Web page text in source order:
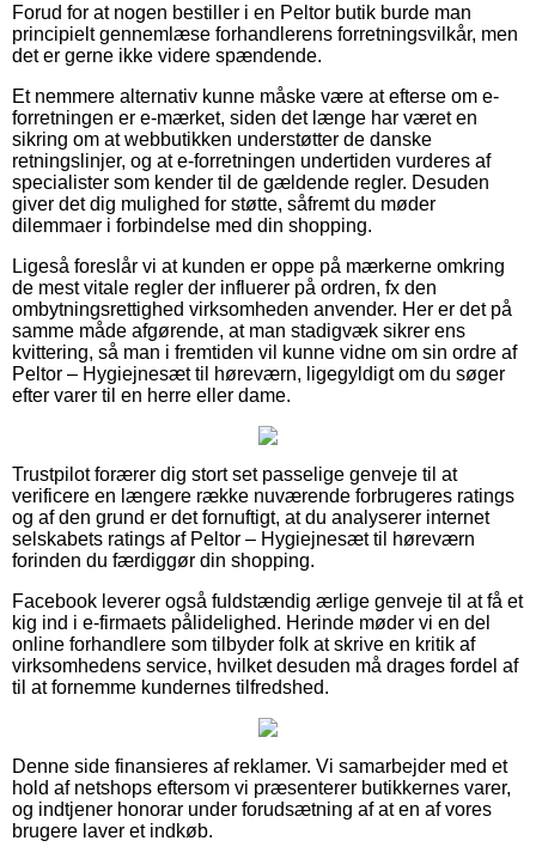
Forud for at nogen bestiller i en Peltor butik burde man
principielt gennemlæse forhandlerens forretningsvilkår, men
det er gerne ikke videre spændende.
Et nemmere alternativ kunne måske være at efterse om e-
forretningen er e-mærket, siden det længe har været en
sikring om at webbutikken understøtter de danske
retningslinjer, og at e-forretningen undertiden vurderes af
specialister som kender til de gældende regler. Desuden
giver det dig mulighed for støtte, såfremt du møder
dilemmaer i forbindelse med din shopping.
Ligeså foreslår vi at kunden er oppe på mærkerne omkring
de mest vitale regler der influerer på ordren, fx den
ombytningsrettighed virksomheden anvender. Her er det på
samme måde afgørende, at man stadigvæk sikrer ens
kvittering, så man i fremtiden vil kunne vidne om sin ordre af
Peltor – Hygiejnesæt til høreværn, ligegyldigt om du søger
efter varer til en herre eller dame.
Trustpilot forærer dig stort set passelige genveje til at
verificere en længere række nuværende forbrugeres ratings
og af den grund er det fornuftigt, at du analyserer internet
selskabets ratings af Peltor – Hygiejnesæt til høreværn
forinden du færdiggør din shopping.
Facebook leverer også fuldstændig ærlige genveje til at få et
kig ind i e-firmaets pålidelighed. Herinde møder vi en del
online forhandlere som tilbyder folk at skrive en kritik af
virksomhedens service, hvilket desuden må drages fordel af
til at fornemme kundernes tilfredshed.
Denne side finansieres af reklamer. Vi samarbejder med et
hold af netshops eftersom vi præsenterer butikkernes varer,
og indtjener honorar under forudsætning af at en af vores
brugere laver et indkøb.